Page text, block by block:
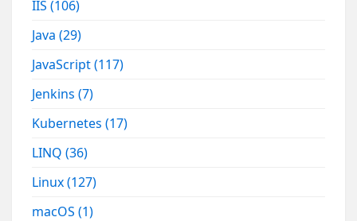
IIS(106)
Java(29)
JavaScript(117)
Jenkins(7)
Kubernetes(17)
LINQ(36)
Linux(127)
macOS(1)